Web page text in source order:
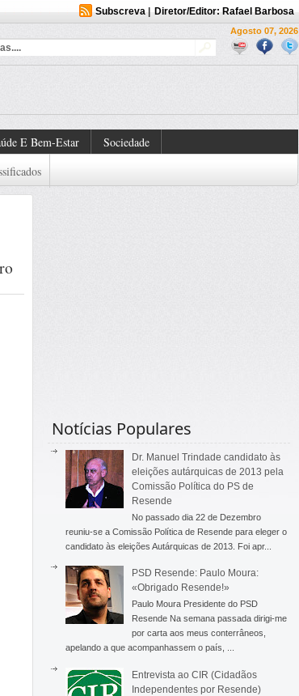
Subscreva| Diretor/Editor: Rafael Barbosa
Agosto 07, 2026
E Bem-Estar
Sociedade
Notícias Populares
Dr. Manuel Trindade candidato às
eleições autárquicas de 2013 pela
Comissão Política do PS de
Resende
No passado dia 22 de Dezembro
reuniu-se a Comissão Política de Resende para eleger o
candidato às eleições Autárquicas de 2013. Foi apr...
PSD Resende: Paulo Moura:
«Obrigado Resende!»
Paulo Moura Presidente do PSD
Resende Na semana passada dirigi-me
por carta aos meus conterrâneos,
apelando a que acompanhassem o país, ...
Entrevista ao CIR (Cidadãos
Independentes por Resende)